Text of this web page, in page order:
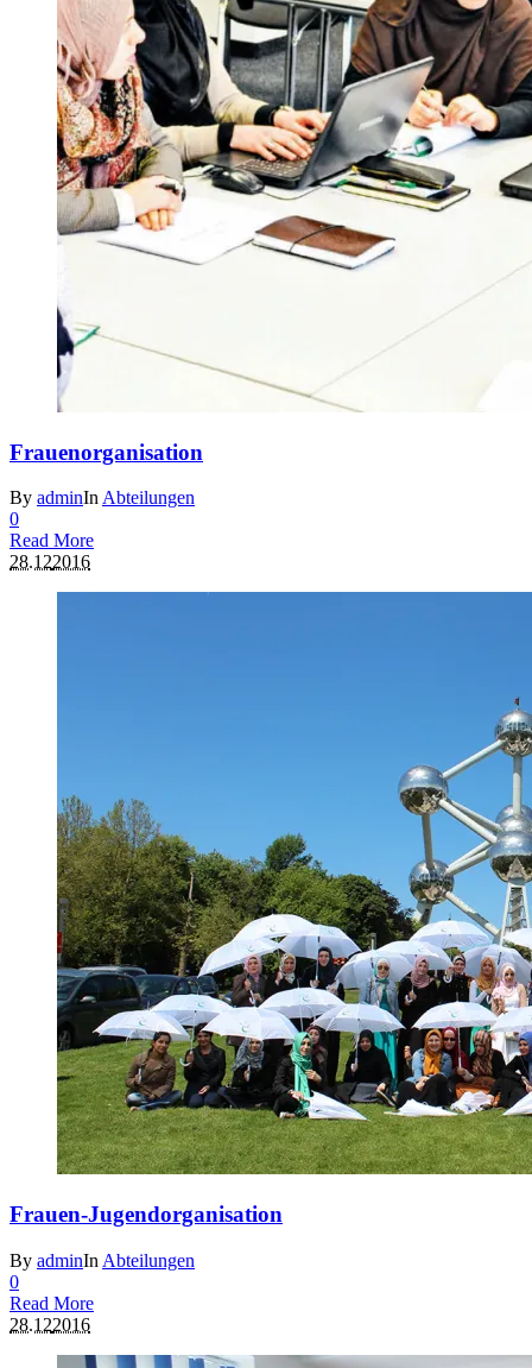
Frauenorganisation
By adminIn Abteilungen
0
Read More
28.122016
Frauen-Jugendorganisation
By adminIn Abteilungen
0
Read More
28.122016